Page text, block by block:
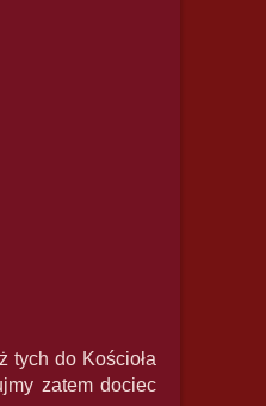
tych do Kościoła
zatem dociec